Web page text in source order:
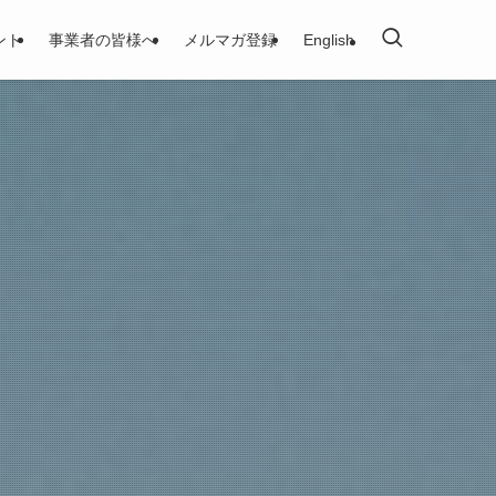
ト 事業者の皆様へ メルマガ登録 English